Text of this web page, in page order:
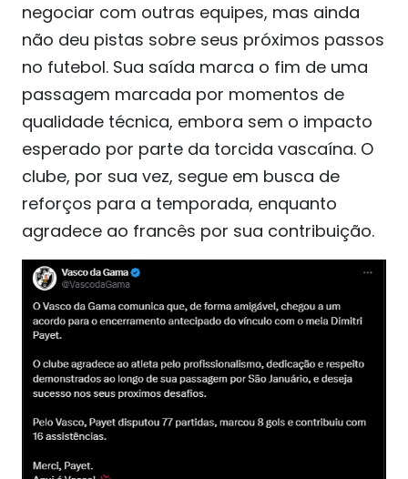
negociar com outras equipes, mas ainda
não deu pistas sobre seus próximos passos
no futebol. Sua saída marca o fim de uma
passagem marcada por momentos de
qualidade técnica, embora sem o impacto
esperado por parte da torcida vascaína. O
clube, por sua vez, segue em busca de
reforços para a temporada, enquanto
agradece ao francês por sua contribuição.